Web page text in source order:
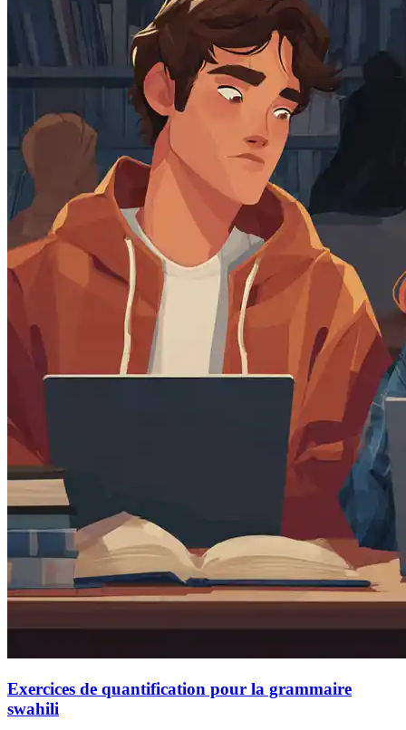
Exercices de quantification pour la grammaire
swahili